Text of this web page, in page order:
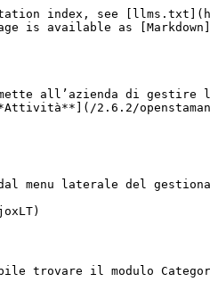
index, see
is available as
all’azienda di
2.6.2/
menu laterale del
trovare il modulo